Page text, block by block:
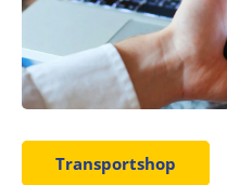
Transportshop